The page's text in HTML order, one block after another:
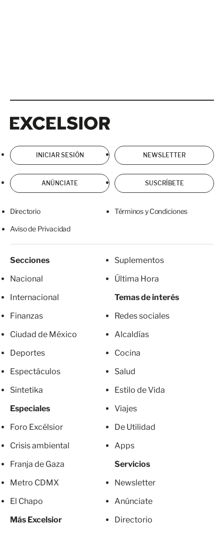
INICIAR SESIÓN NEWSLETTER
ANÚNCIATE SUSCRÍBETE
Directorio Términos y Condiciones
Aviso de Privacidad
Secciones
Nacional
Internacional
Finanzas
Ciudad de México
Deportes
Espectáculos
Sintetika
Especiales
Foro Excélsior
Crisis ambiental
Franja de Gaza
Metro CDMX
El Chapo
Más Excelsior
Suplementos
Última Hora
Temas de interés
Redes sociales
Alcaldías
Cocina
Salud
Estilo de Vida
Viajes
De Utilidad
Apps
Servicios
Newsletter
Anúnciate
Directorio